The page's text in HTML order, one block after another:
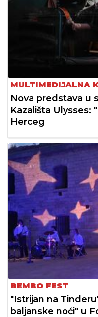
MULTIMEDIJALNA
Nova predstava u
Kazališta Ulysses:
Herceg
BEMBO FEST
"Istrijan na
baljanske noći" u